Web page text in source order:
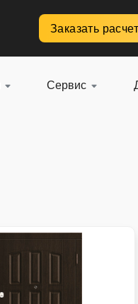
Заказать расчет
Сервис